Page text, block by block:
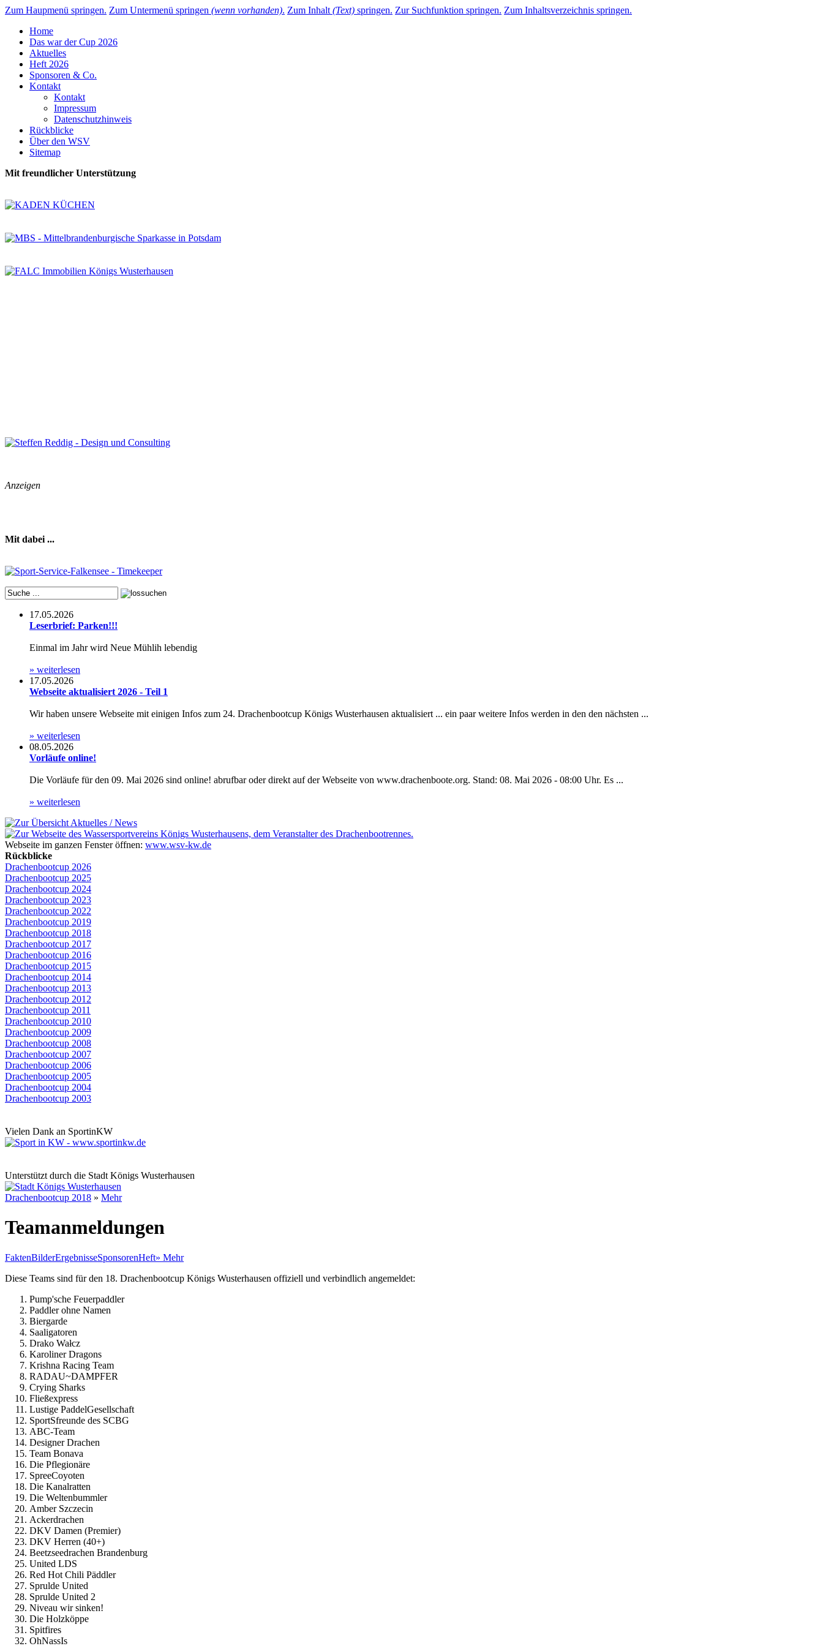
Zum Haupmenü springen. Zum Untermenü springen (wenn vorhanden). Zum Inhalt (Text) springen. Zur Suchfunktion springen. Zum Inhaltsverzeichnis springen.
Home
Das war der Cup 2026
Aktuelles
Heft 2026
Sponsoren & Co.
Kontakt
Kontakt
Impressum
Datenschutzhinweis
Rückblicke
Über den WSV
Sitemap
Mit freundlicher Unterstützung
Anzeigen
Mit dabei ...
17.05.2026
Leserbrief: Parken!!!
Einmal im Jahr wird Neue Mühlih lebendig
» weiterlesen
17.05.2026
Webseite aktualisiert 2026 - Teil 1
Wir haben unsere Webseite mit einigen Infos zum 24. Drachenbootcup Königs Wusterhausen aktualisiert ... ein paar weitere Infos werden in den den nächsten ...
» weiterlesen
08.05.2026
Vorläufe online!
Die Vorläufe für den 09. Mai 2026 sind online! abrufbar oder direkt auf der Webseite von www.drachenboote.org. Stand: 08. Mai 2026 - 08:00 Uhr. Es ...
» weiterlesen
Webseite im ganzen Fenster öffnen: www.wsv-kw.de
Rückblicke
Drachenbootcup 2026
Drachenbootcup 2025
Drachenbootcup 2024
Drachenbootcup 2023
Drachenbootcup 2022
Drachenbootcup 2019
Drachenbootcup 2018
Drachenbootcup 2017
Drachenbootcup 2016
Drachenbootcup 2015
Drachenbootcup 2014
Drachenbootcup 2013
Drachenbootcup 2012
Drachenbootcup 2011
Drachenbootcup 2010
Drachenbootcup 2009
Drachenbootcup 2008
Drachenbootcup 2007
Drachenbootcup 2006
Drachenbootcup 2005
Drachenbootcup 2004
Drachenbootcup 2003
Vielen Dank an SportinKW
Unterstützt durch die Stadt Königs Wusterhausen
Drachenbootcup 2018 » Mehr
Teamanmeldungen
FaktenBilderErgebnisseSponsorenHeft» Mehr
Diese Teams sind für den 18. Drachenbootcup Königs Wusterhausen offiziell und verbindlich angemeldet:
Pump'sche Feuerpaddler
Paddler ohne Namen
Biergarde
Saaligatoren
Drako Wałcz
Karoliner Dragons
Krishna Racing Team
RADAU~DAMPFER
Crying Sharks
Fließexpress
Lustige PaddelGesellschaft
SportSfreunde des SCBG
ABC-Team
Designer Drachen
Team Bonava
Die Pflegionäre
SpreeCoyoten
Die Kanalratten
Die Weltenbummler
Amber Szczecin
Ackerdrachen
DKV Damen (Premier)
DKV Herren (40+)
Beetzseedrachen Brandenburg
United LDS
Red Hot Chili Päddler
Sprulde United
Sprulde United 2
Niveau wir sinken!
Die Holzköppe
Spitfires
OhNassIs